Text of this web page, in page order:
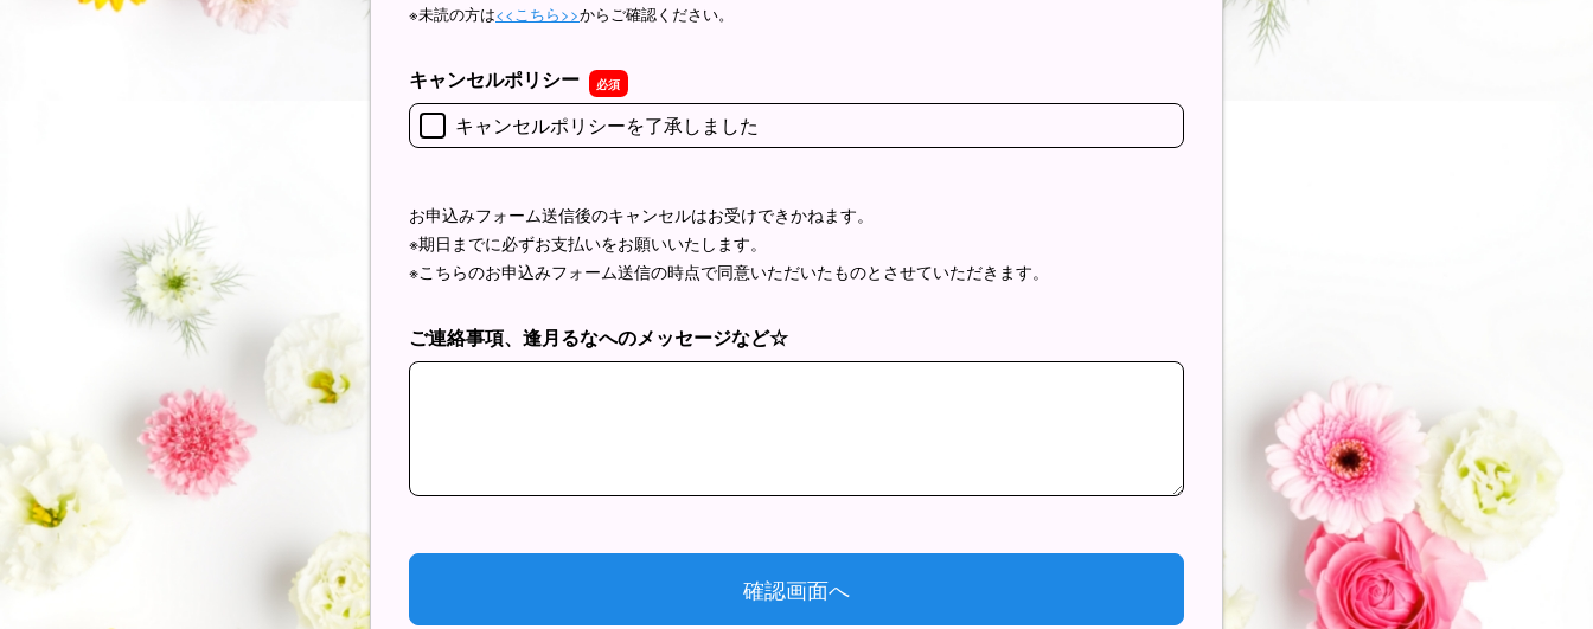
※未読の方は<<こちら>>からご確認ください。
キャンセルポリシー
キャンセルポリシーを了承しました
お申込みフォーム送信後のキャンセルはお受けできかねます。
※期日までに必ずお支払いをお願いいたします。
※こちらのお申込みフォーム送信の時点で同意いただいたものとさせていただきます。
ご連絡事項、逢月るなへのメッセージなど☆
ご連絡事項、逢月るなへのメッセージなど☆